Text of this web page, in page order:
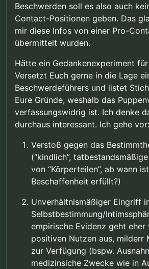
Beschwerden soll es also auch
Contact-Positionen geben. Das
mir diese Infos von einer Pro-
übermittelt wurden.
Hätte ein Gedankenexperiment für
Versetzt Euch gerne in die Lage
Beschwerdeführers und listet
Eure Gründe, weshalb das
verfassungswidrig ist. Ich denke
durchaus interessant. Ich gehe vor:
Verstoß gegen das
(“kindlich”,
von “Körperteilen”, ab wann
Beschaffenheit erfüllt?)
Unverhältnismäßiger Eingriff
Selbstbestimmung/
empirische Evidenz geht eher
positiven Nutzen aus, milderr
zur Verfügung (bspw.
medizinsiche Zwecke wie in